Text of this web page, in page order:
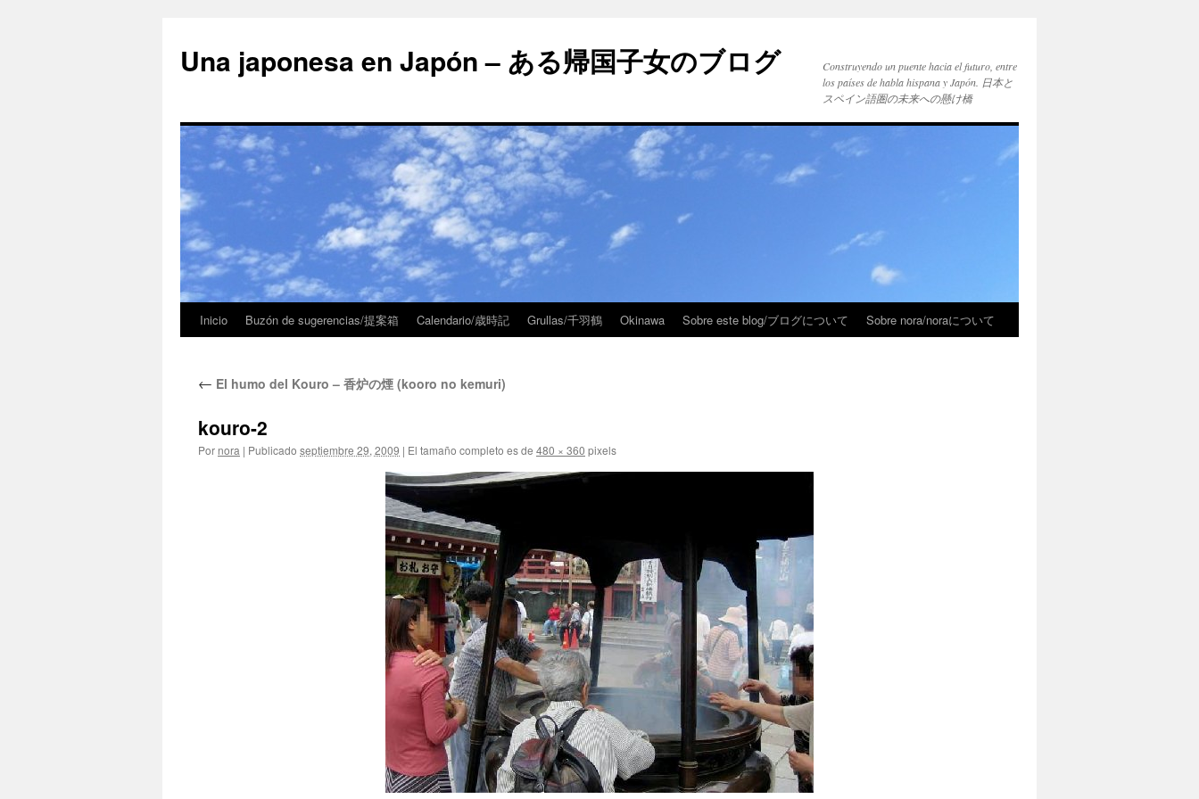
Una japonesa en Japón – ある帰国子女のブログ
Construyendo un puente hacia el futuro, entre
los países de habla hispana y Japón. 日本と
スペイン語圏の未来への懸け橋
Inicio Buzón de sugerencias/提案箱 Calendario/歳時記 Grullas/千羽鶴 Okinawa Sobre este blog/ブログについて Sobre nora/noraについて
← El humo del Kouro – 香炉の煙 (kooro no kemuri)
kouro-2
Por nora | Publicado septiembre 29, 2009 | El tamaño completo es de 480 × 360 pixels